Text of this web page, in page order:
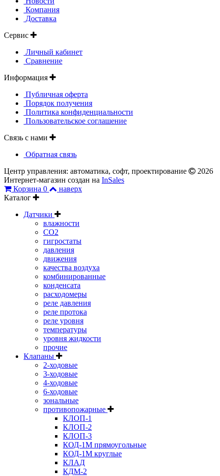
Компания
Доставка
Сервис
Личный кабинет
Сравнение
Информация
Публичная оферта
Порядок получения
Политика конфиденциальности
Пользовательское соглашение
Связь с нами
Обратная связь
Центр управления: автоматика, софт, проектирование
2026
Интернет-магазин создан на InSales
Корзина 0
наверх
Каталог
Датчики
влажности
CO2
гигростаты
давления
движения
качества воздуха
комбинированные
конденсата
расходомеры
реле давления
реле протока
реле уровня
температуры
уровня жидкости
прочие
Клапаны
2-ходовые
3-ходовые
4-ходовые
6-ходовые
зональные
противопожарные
КЛОП-1
КЛОП-2
КЛОП-3
КОД-1М прямоугольные
КОД-1М круглые
КЛАД
КДМ-2